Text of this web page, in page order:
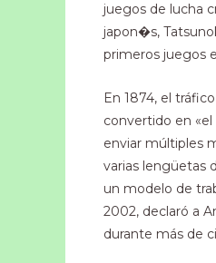
juegos de lucha
japon�s,
primeros juegos
En 1874, el
convertido en
enviar múltiples
varias lengüetas
un modelo de
2002, declaró a
durante más de